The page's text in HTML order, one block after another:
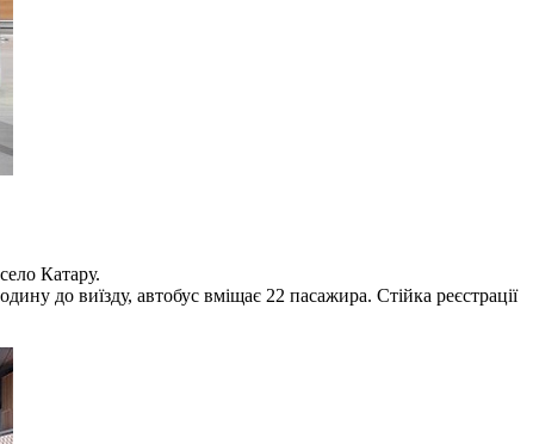
Катару.
до виїзду, автобус вміщає 22 пасажира. Стійка реєстрації